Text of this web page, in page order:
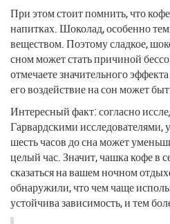
При этом стоит помнить, что
напитках. Шоколад, особенно
веществом. Поэтому сладкое,
сном может стать причиной
отмечаете значительного
его воздействие на сон может
Интересный факт: согласно
Гарвардскими исследователями,
шесть часов до сна может
целый час. Значит, чашка кофе в
сказаться на вашем ночном
обнаружили, что чем чаще
устойчива зависимость, и тем